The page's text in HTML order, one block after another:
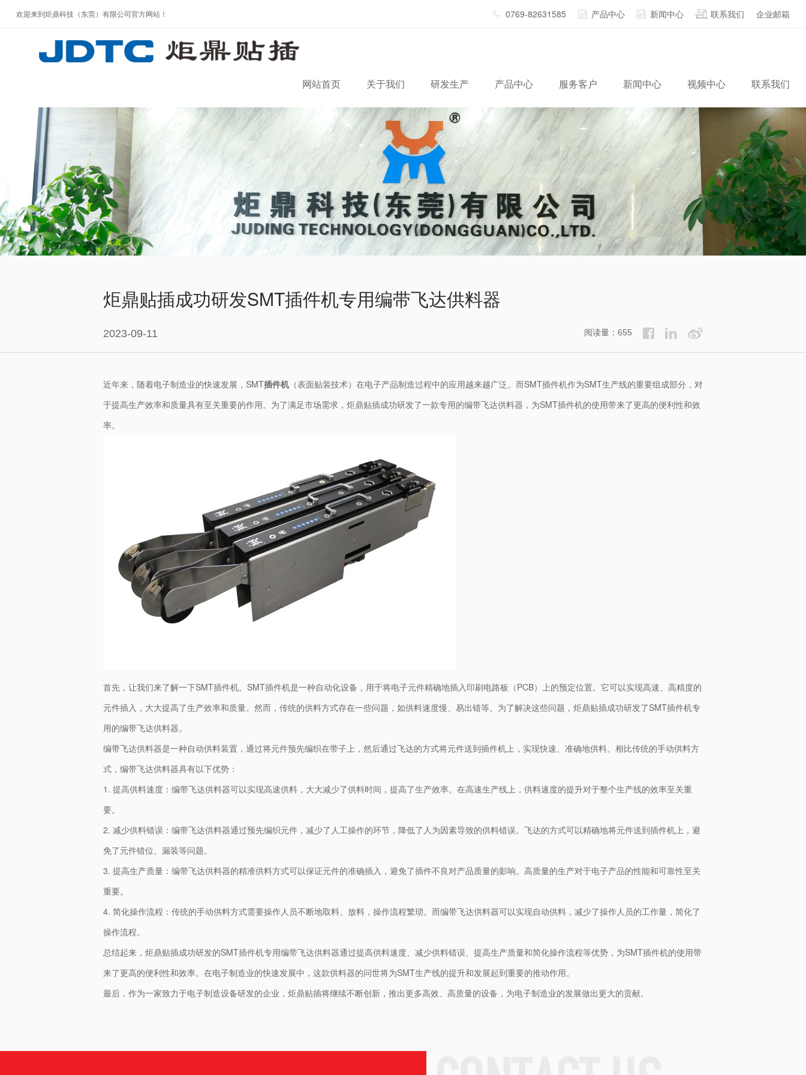
欢迎来到炬鼎科技（东莞）有限公司官方网站！ 0769-82631585 产品中心 新闻中心 联系我们 企业邮箱
网站首页 关于我们 研发生产 产品中心 服务客户 新闻中心 视频中心 联系我们
炬鼎贴插成功研发SMT插件机专用编带飞达供料器
2023-09-11 阅读量：655
近年来，随着电子制造业的快速发展，SMT插件机（表面贴装技术）在电子产品制造过程中的应用越来越广泛。而SMT插件机作为SMT生产线的重要组成部分，对
于提高生产效率和质量具有至关重要的作用。为了满足市场需求，炬鼎贴插成功研发了一款专用的编带飞达供料器，为SMT插件机的使用带来了更高的便利性和效
率。
首先，让我们来了解一下SMT插件机。SMT插件机是一种自动化设备，用于将电子元件精确地插入印刷电路板（PCB）上的预定位置。它可以实现高速、高精度的
元件插入，大大提高了生产效率和质量。然而，传统的供料方式存在一些问题，如供料速度慢、易出错等。为了解决这些问题，炬鼎贴插成功研发了SMT插件机专
用的编带飞达供料器。
编带飞达供料器是一种自动供料装置，通过将元件预先编织在带子上，然后通过飞达的方式将元件送到插件机上，实现快速、准确地供料。相比传统的手动供料方
式，编带飞达供料器具有以下优势：
1. 提高供料速度：编带飞达供料器可以实现高速供料，大大减少了供料时间，提高了生产效率。在高速生产线上，供料速度的提升对于整个生产线的效率至关重
要。
2. 减少供料错误：编带飞达供料器通过预先编织元件，减少了人工操作的环节，降低了人为因素导致的供料错误。飞达的方式可以精确地将元件送到插件机上，避
免了元件错位、漏装等问题。
3. 提高生产质量：编带飞达供料器的精准供料方式可以保证元件的准确插入，避免了插件不良对产品质量的影响。高质量的生产对于电子产品的性能和可靠性至关
重要。
4. 简化操作流程：传统的手动供料方式需要操作人员不断地取料、放料，操作流程繁琐。而编带飞达供料器可以实现自动供料，减少了操作人员的工作量，简化了
操作流程。
总结起来，炬鼎贴插成功研发的SMT插件机专用编带飞达供料器通过提高供料速度、减少供料错误、提高生产质量和简化操作流程等优势，为SMT插件机的使用带
来了更高的便利性和效率。在电子制造业的快速发展中，这款供料器的问世将为SMT生产线的提升和发展起到重要的推动作用。
最后，作为一家致力于电子制造设备研发的企业，炬鼎贴插将继续不断创新，推出更多高效、高质量的设备，为电子制造业的发展做出更大的贡献。